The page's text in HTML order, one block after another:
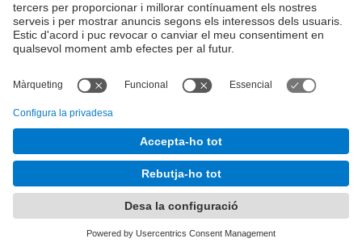
BarcelonaASM12.png
Bases del concurs de nadales_2.pdf
Bases_sorteig_MU.pdf
Bases XIII Premio Abertis (Es).pdf